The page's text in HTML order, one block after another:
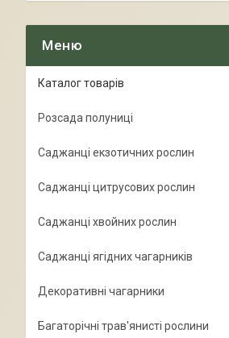
Каталог товарів
Розсада полуниці
Саджанці екзотичних рослин
Саджанці цитрусових рослин
Саджанці хвойних рослин
Саджанці ягідних чагарників
Декоративні чагарники
Багаторічні трав'янисті рослини